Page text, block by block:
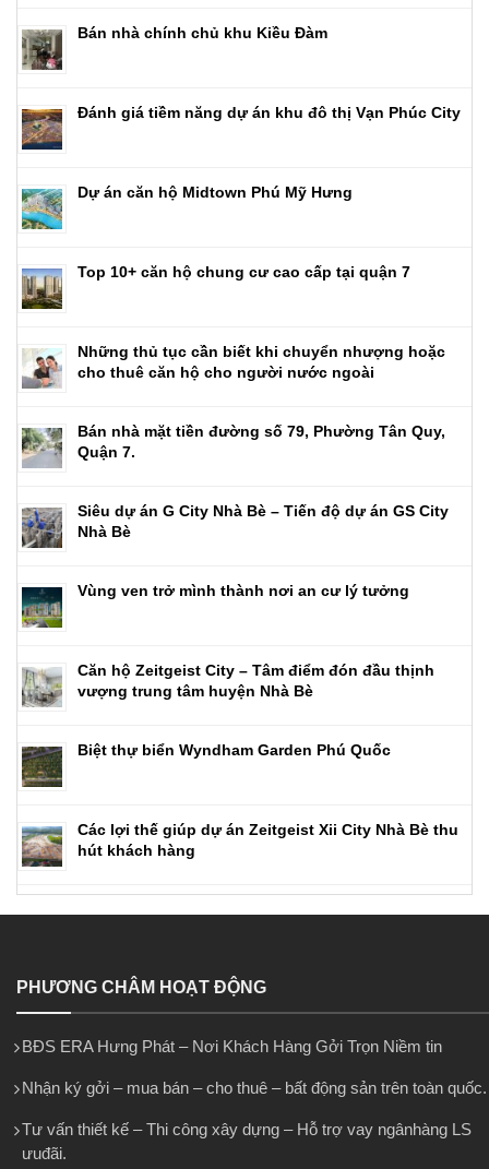
Bán nhà chính chủ khu Kiều Đàm
Đánh giá tiềm năng dự án khu đô thị Vạn Phúc City
Dự án căn hộ Midtown Phú Mỹ Hưng
Top 10+ căn hộ chung cư cao cấp tại quận 7
Những thủ tục cần biết khi chuyển nhượng hoặc
cho thuê căn hộ cho người nước ngoài
Bán nhà mặt tiền đường số 79, Phường Tân Quy,
Quận 7.
Siêu dự án G City Nhà Bè – Tiến độ dự án GS City
Nhà Bè
Vùng ven trở mình thành nơi an cư lý tưởng
Căn hộ Zeitgeist City – Tâm điểm đón đầu thịnh
vượng trung tâm huyện Nhà Bè
Biệt thự biển Wyndham Garden Phú Quốc
Các lợi thế giúp dự án Zeitgeist Xii City Nhà Bè thu
hút khách hàng
PHƯƠNG CHÂM HOẠT ĐỘNG
BĐS ERA Hưng Phát – Nơi Khách Hàng Gởi Trọn Niềm tin
Nhận ký gởi – mua bán – cho thuê – bất động sản trên toàn quốc.
Tư vấn thiết kế – Thi công xây dựng – Hỗ trợ vay ngânhàng LS
ưuđãi.